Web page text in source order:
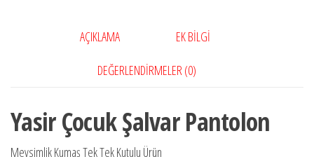
AÇIKLAMA
EK BILGI
DEĞERLENDIRMELER (0)
Yasir Çocuk Şalvar Pantolon
Mevsimlik Kumaş Tek Tek Kutulu Ürün